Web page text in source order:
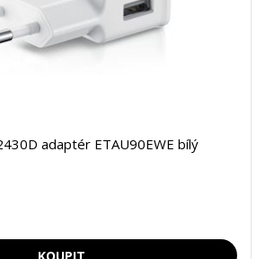
adaptér ETAU90EWE bílý